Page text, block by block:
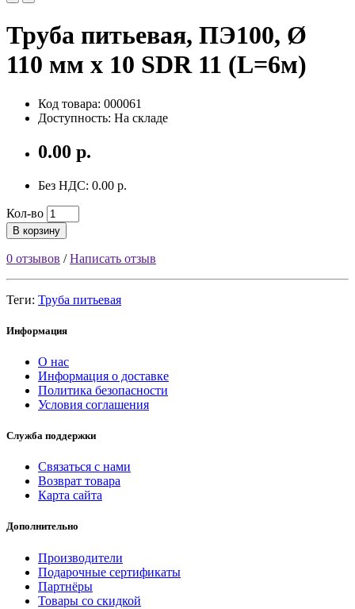
Труба питьевая, ПЭ100, Ø
110 мм x 10 SDR 11 (L=6м)
Код товара: 000061
Доступность: На складе
0.00 р.
Без НДС: 0.00 р.
Кол-во
В корзину
0 отзывов /Написать отзыв
Теги: Труба питьевая
Информация
О нас
Информация о доставке
Политика безопасности
Условия соглашения
Служба поддержки
Связаться с нами
Возврат товара
Карта сайта
Дополнительно
Производители
Подарочные сертификаты
Партнёры
Товары со скидкой